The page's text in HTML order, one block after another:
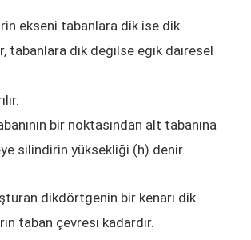
ekseni tabanlara dik ise dik
tabanlara dik değilse eğik dairesel
bir noktasından alt tabanına
silindirin yüksekliği (h) denir.
dikdörtgenin bir kenarı dik
taban çevresi kadardır.